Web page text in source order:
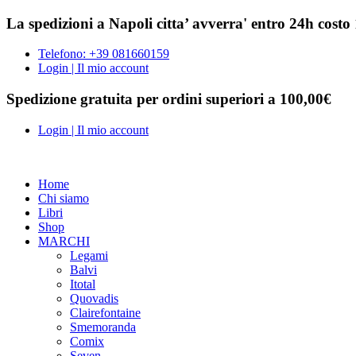
La spedizioni a Napoli citta’ avverra' entro 24h costo
Telefono: +39 081660159
Login | Il mio account
Spedizione gratuita per ordini superiori a 100,00€
Login | Il mio account
Home
Chi siamo
Libri
Shop
MARCHI
Legami
Balvi
Itotal
Quovadis
Clairefontaine
Smemoranda
Comix